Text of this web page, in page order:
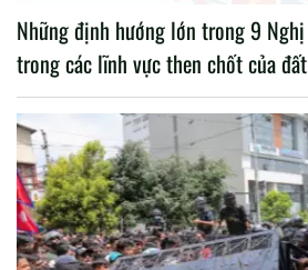
Những định hướng lớn trong 9
trong các lĩnh vực then chốt của